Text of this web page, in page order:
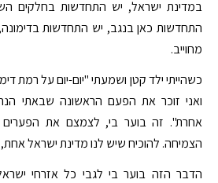
במדינת ישראל, יש התחדשות בחלקים
התחדשות כאן בנגב, יש התחדשות בדימונה,
מחוייב.
כשהייתי ילד קטן ושמעתי "יום-יום על רמת
ואני זוכר את הפעם הראשונה שבאתי
אחרת". זה בוער בי, לצמצם את
הצמיחה. להוכיח שיש לנו מדינת ישראל אחת,
הדבר הזה בוער בי לגבי כל אזרחי